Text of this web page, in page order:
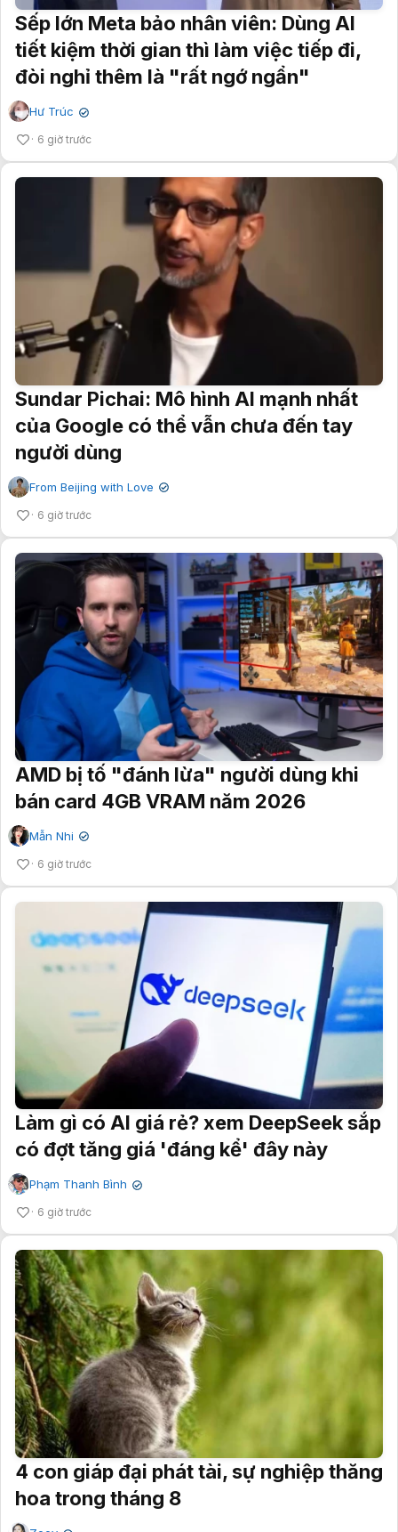
Sếp lớn Meta bảo nhân viên: Dùng AI
tiết kiệm thời gian thì làm việc tiếp đi,
đòi nghỉ thêm là "rất ngớ ngẩn"
Hư Trúc ✔
6 giờ trước
Sundar Pichai: Mô hình AI mạnh nhất
của Google có thể vẫn chưa đến tay
người dùng
From Beijing with Love ✔
6 giờ trước
AMD bị tố "đánh lừa" người dùng khi
bán card 4GB VRAM năm 2026
Mẫn Nhi ✔
6 giờ trước
Làm gì có AI giá rẻ? xem DeepSeek sắp
có đợt tăng giá 'đáng kể' đây này
Phạm Thanh Bình ✔
6 giờ trước
4 con giáp đại phát tài, sự nghiệp thăng
hoa trong tháng 8